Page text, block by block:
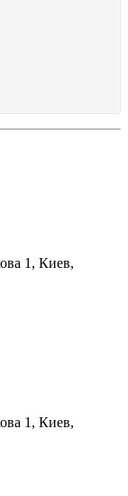
1, Киев,
1, Киев,